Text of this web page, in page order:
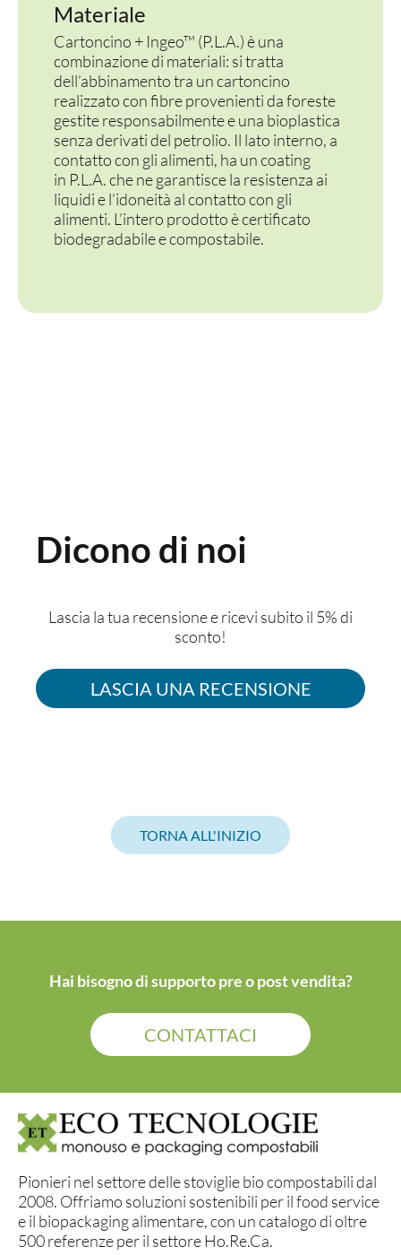
Materiale
Cartoncino + Ingeo™ (P.L.A.) è una
combinazione di materiali: si tratta
dell’abbinamento tra un cartoncino
realizzato con fibre provenienti da foreste
gestite responsabilmente e una bioplastica
senza derivati del petrolio. Il lato interno, a
contatto con gli alimenti, ha un coating
in P.L.A. che ne garantisce la resistenza ai
liquidi e l’idoneità al contatto con gli
alimenti. L’intero prodotto è certificato
biodegradabile e compostabile.
Dicono di noi
Lascia la tua recensione e ricevi subito il 5% di
sconto!
LASCIA UNA RECENSIONE
TORNA ALL'INIZIO
Hai bisogno di supporto pre o post vendita?
CONTATTACI
Pionieri nel settore delle stoviglie bio compostabili dal
2008. Offriamo soluzioni sostenibili per il food service
e il biopackaging alimentare, con un catalogo di oltre
500 referenze per il settore Ho.Re.Ca.